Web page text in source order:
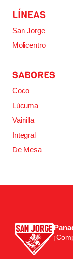
LÍNEAS
San Jorge
Molicentro
SABORES
Coco
Lúcuma
Vainilla
Integral
De Mesa